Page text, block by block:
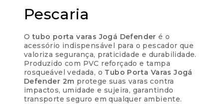
Boleto bancário:
Ao finalizar sua compra você receberá os
detalhes para realizar o pagamento.
Parcelas:
Pescaria
Otubo porta varas Jogá Defender é o
acessório indispensável para o pescador que
valoriza segurança, praticidade e durabilidade.
Produzido com PVC reforçado e tampa
rosqueável vedada, o Tubo Porta Varas Jogá
Defender 2m protege suas varas contra
impactos, umidade e sujeira, garantindo
transporte seguro em qualquer ambiente.